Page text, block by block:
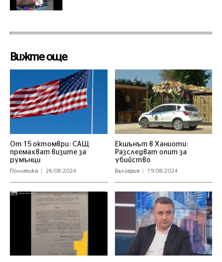
Вижте още
От 15 октомври: САЩ
премахват визите за
румънци
Политика 26/08/2024
Екшънът в Ханиоти:
Разследват опит за
убийство
България 19/08/2024